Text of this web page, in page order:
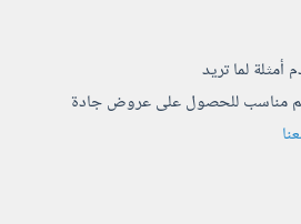
لما تريد
مناسب للحصول على عروض جادة